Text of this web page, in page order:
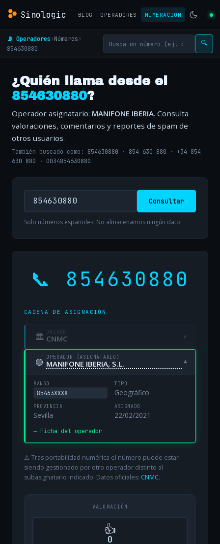
Sinologic BLOG OPERADORES NUMERACIÓN
📡 Operadores›Números›
854630880
🔍
¿Quién llama desde el
854630880?
Operador asignatario: MANIFONE IBERIA. Consulta
valoraciones, comentarios y reportes de spam de
otros usuarios.
También buscado como: 854630880 · 854 630 880 · +34 854
630 880 · 0034854630880
Consultar
Solo números españoles. No almacenamos ningún dato.
📞 854630880
CADENA DE ASIGNACIÓN
🏛 ORIGEN
CNMC ▾
🟢 OPERADOR (ASIGNATARIO)
MANIFONE IBERIA, S.L. ▾
RANGO
85463XXXX
TIPO
Geográfico
PROVINCIA
Sevilla
ASIGNADO
22/02/2021
→ Ficha del operador
⚠️ Tras portabilidad numérica el número puede estar
siendo gestionado por otro operador distinto al
subasignatario indicado. Datos oficiales: CNMC.
VALORACIÓN
👍
0